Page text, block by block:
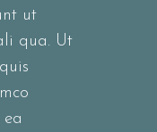
ut
qua. Ut